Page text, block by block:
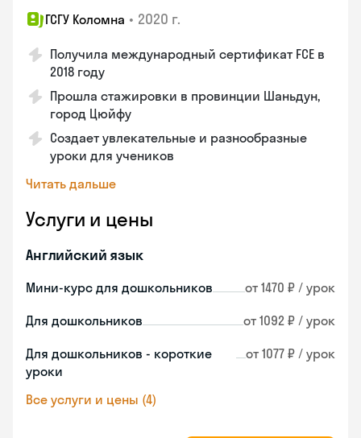
ГСГУ Коломна • 2020 г.
Получила международный сертификат FCE в
2018 году
Прошла стажировки в провинции Шаньдун,
город Цюйфу
Создает увлекательные и разнообразные
уроки для учеников
Читать дальше
Услуги и цены
Английский язык
Мини-курс для дошкольников от 1470 ₽ / урок
Для дошкольников от 1092 ₽ / урок
Для дошкольников - короткие
уроки
от 1077 ₽ / урок
Все услуги и цены (4)